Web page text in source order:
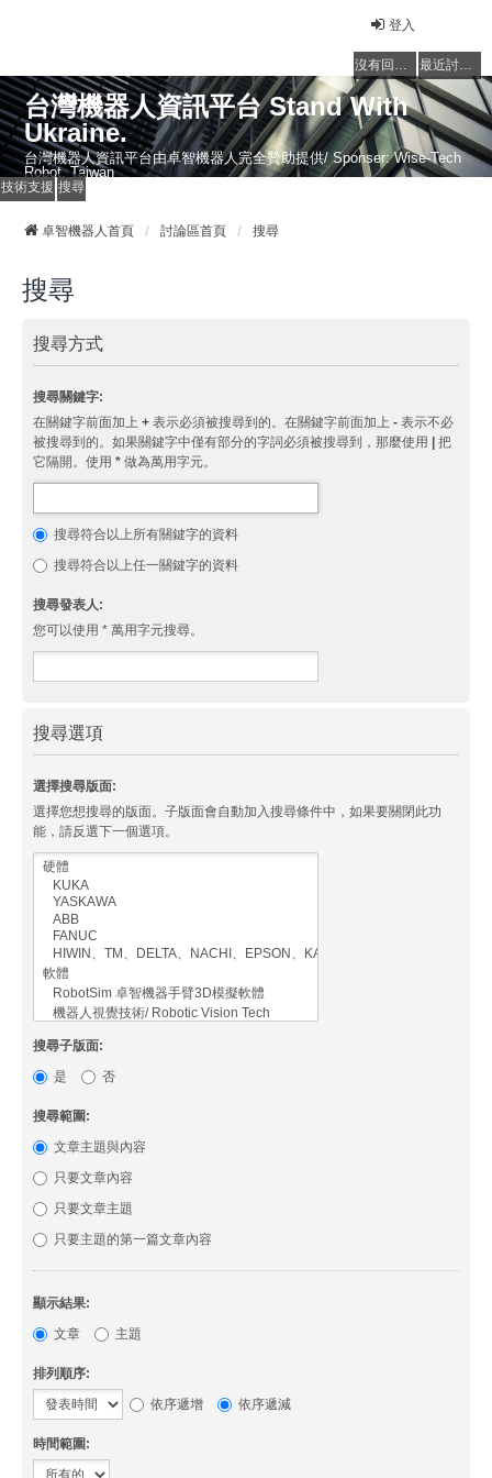
登入
沒有回覆的主題 最近討論的主題
台灣機器人資訊平台 Stand With
Ukraine.
台灣機器人資訊平台由卓智機器人完全贊助提供/ Sponser: Wise-Tech
Robot, Taiwan
技術支援 搜尋
卓智機器人首頁 討論區首頁 搜尋
搜尋
搜尋方式
搜尋關鍵字:
在關鍵字前面加上 + 表示必須被搜尋到的。在關鍵字前面加上 - 表示不必
被搜尋到的。如果關鍵字中僅有部分的字詞必須被搜尋到，那麼使用 | 把
它隔開。使用 * 做為萬用字元。
搜尋符合以上所有關鍵字的資料
搜尋符合以上任一關鍵字的資料
搜尋發表人:
您可以使用 * 萬用字元搜尋。
搜尋選項
選擇搜尋版面:
選擇您想搜尋的版面。子版面會自動加入搜尋條件中，如果要關閉此功
能，請反選下一個選項。
搜尋子版面:
是
否
搜尋範圍:
文章主題與內容
只要文章內容
只要文章主題
只要主題的第一篇文章內容
顯示結果:
文章
主題
排列順序:
依序遞增
依序遞減
時間範圍: